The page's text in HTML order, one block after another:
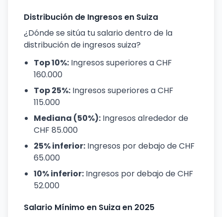
Distribución de Ingresos en Suiza
¿Dónde se sitúa tu salario dentro de la
distribución de ingresos suiza?
Top 10%: Ingresos superiores a CHF
160.000
Top 25%: Ingresos superiores a CHF
115.000
Mediana (50%): Ingresos alrededor de
CHF 85.000
25% inferior: Ingresos por debajo de CHF
65.000
10% inferior: Ingresos por debajo de CHF
52.000
Salario Mínimo en Suiza en 2025